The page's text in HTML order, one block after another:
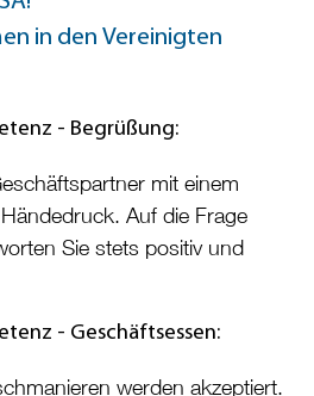
in den Vereinigten
- Begrüßung:
mit einem
Auf die Frage
Sie stets positiv und
- Geschäftsessen:
werden akzeptiert.